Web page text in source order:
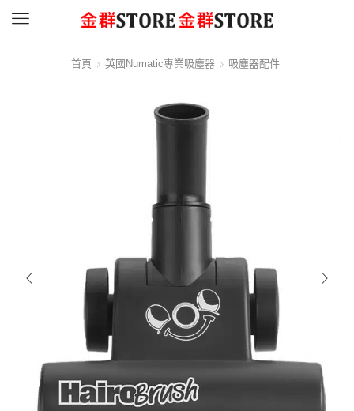
Menu
首頁 英國Numatic專業吸塵器 吸塵器配件